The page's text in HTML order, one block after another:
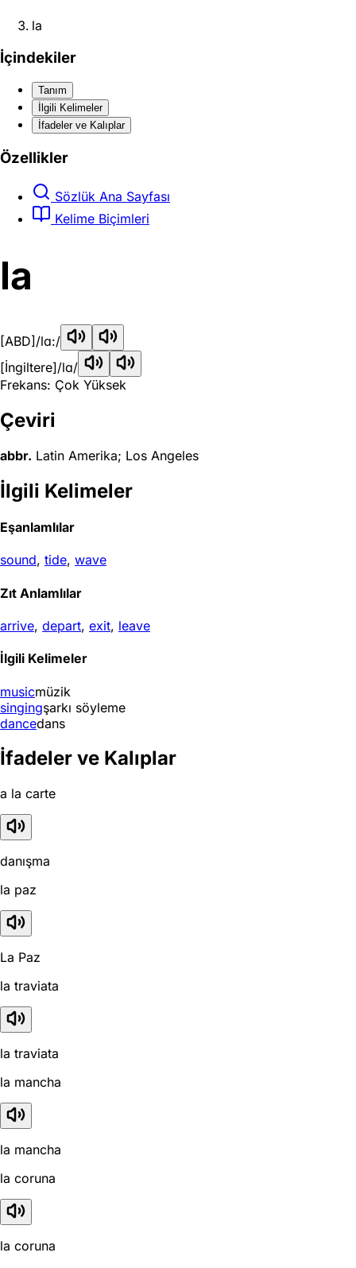
la
İçindekiler
Tanım
İlgili Kelimeler
İfadeler ve Kalıplar
Özellikler
Sözlük Ana Sayfası
Kelime Biçimleri
la
[ABD] /lɑ:/
[İngiltere]/lɑ/
Frekans: Çok Yüksek
Çeviri
abbr. Latin Amerika; Los Angeles
İlgili Kelimeler
Eşanlamlılar
sound, tide, wave
Zıt Anlamlılar
arrive, depart, exit, leave
İlgili Kelimeler
musicmüzik
singingşarkı söyleme
dancedans
İfadeler ve Kalıplar
a la carte
danışma
la paz
La Paz
la traviata
la traviata
la mancha
la mancha
la coruna
la coruna